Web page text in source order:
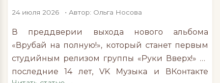
24 июля 2026 • Автор: Ольга Носова
В преддверии выхода нового альбома
«Врубай на полную!», который станет первым
студийным релизом группы «Руки Вверх!» за
последние 14 лет, VK Музыка и ВКонтакте